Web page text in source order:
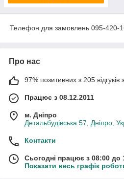
Телефон для замовлень 095-420-
Про нас
97% позитивних з 205 відгуків
Працює з 08.12.2011
м. Дніпро
Детальбудівська 57, Дніпро,
Контакти
Сьогодні працює з 08:00 до
Показати весь графік